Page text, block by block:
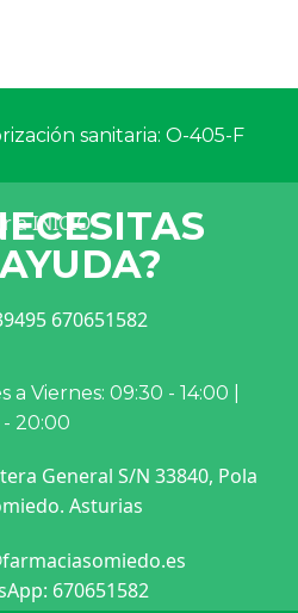
sanitaria: O-405-F
AYUDA?
670651582
a Viernes: 09:30 - 14:00 |
- 20:00
General S/N 33840, Pola
Asturias
670651582